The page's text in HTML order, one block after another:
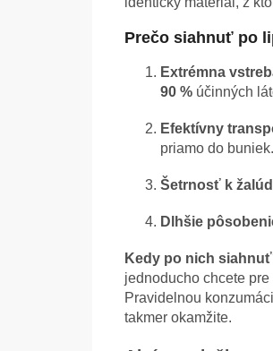
Prečo siahnuť po
Extrémna
90 % účinných
Efektívny
priamo do buniek.
Šetrnosť k
Dlhšie
Kedy po nich
jednoducho chcete
Pravidelnou
takmer okamžite.